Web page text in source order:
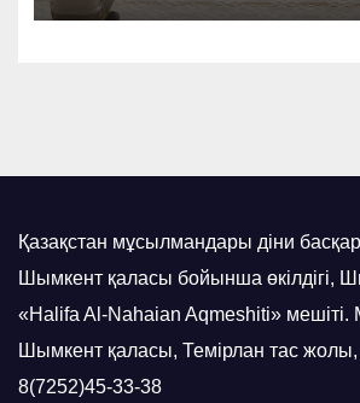
Қазақстан мұсылмандары діни
Шымкент қаласы бойынша өкілдігі,
«Halifa Al-Nahaian Aqmeshiti»
Шымкент қаласы, Темірлан тас жолы,
8(7252)45-33-38